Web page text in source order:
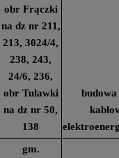
obr Frączki
na dz nr 211,
213, 3024/4,
238, 243,
24/6, 236,
obr Tulawki
na dz nr 50,
138
budowa
gm.